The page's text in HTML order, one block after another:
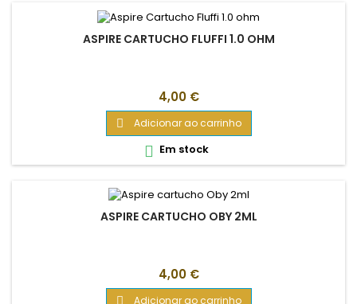
ASPIRE CARTUCHO FLUFFI 1.0 OHM
Preço
4,00 €
 Adicionar ao carrinho
 Em stock
ASPIRE CARTUCHO OBY 2ML
Preço
4,00 €
 Adicionar ao carrinho